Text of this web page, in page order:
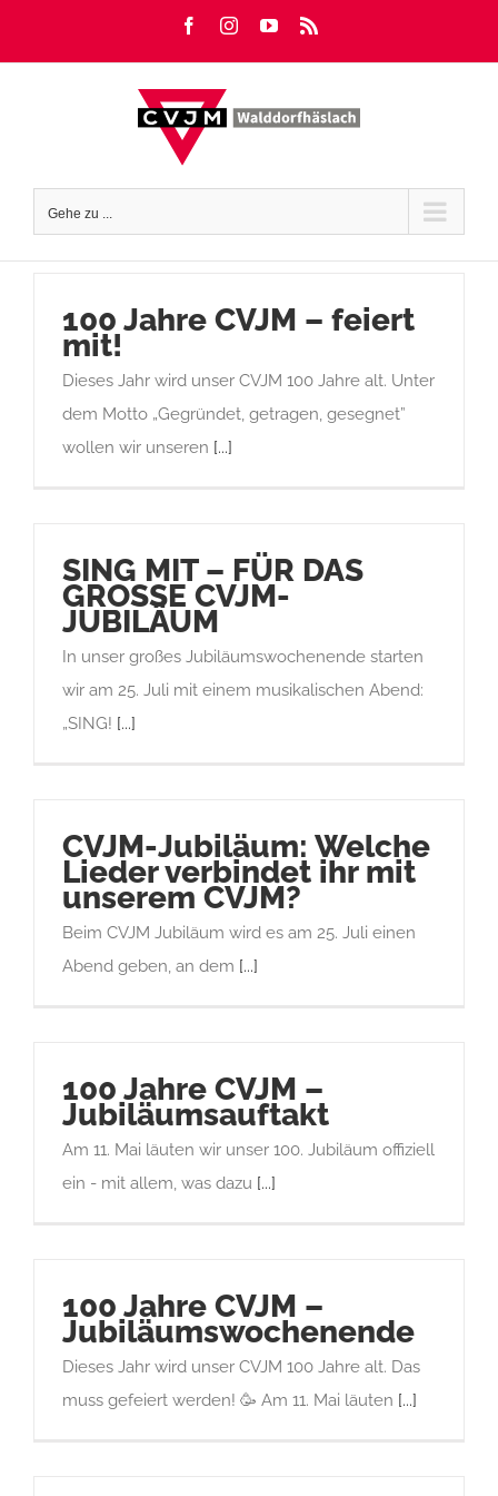
FacebookInstagramYouTube
Gehe zu ...
100 Jahre CVJM – feiert
mit!
Dieses Jahr wird unser CVJM 100 Jahre alt. Unter
dem Motto „Gegründet, getragen, gesegnet”
wollen wir unseren [...]
SING MIT – FÜR DAS
GROSSE CVJM-
JUBILÄUM
In unser großes Jubiläumswochenende starten
wir am 25. Juli mit einem musikalischen Abend:
„SING! [...]
CVJM-Jubiläum: Welche
Lieder verbindet ihr mit
unserem CVJM?
Beim CVJM Jubiläum wird es am 25. Juli einen
Abend geben, an dem [...]
100 Jahre CVJM –
Jubiläumsauftakt
Am 11. Mai läuten wir unser 100. Jubiläum offiziell
ein - mit allem, was dazu [...]
100 Jahre CVJM –
Jubiläumswochenende
Dieses Jahr wird unser CVJM 100 Jahre alt. Das
muss gefeiert werden! 🥳 Am 11. Mai läuten [...]